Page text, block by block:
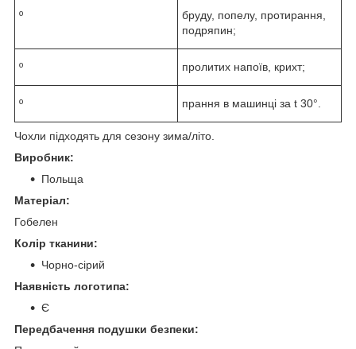
º
бруду, попелу, протирання,
подряпин;
º пролитих напоїв, крихт;
º прання в машинці за t 30°.
Чохли підходять для сезону зима/літо.
Виробник:
Польща
Матеріал:
Гобелен
Колір тканини:
Чорно-сірий
Наявність логотипа:
Є
Передбачення подушки безпеки: